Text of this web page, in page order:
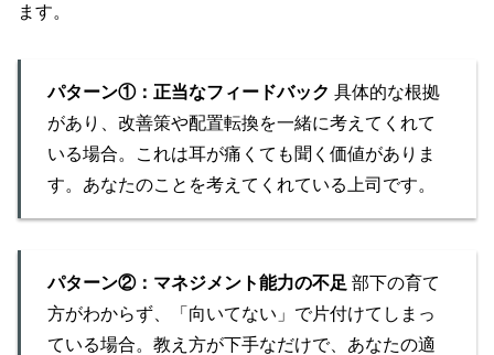
ます。
パターン①：正当なフィードバック 具体的な根拠
があり、改善策や配置転換を一緒に考えてくれて
いる場合。これは耳が痛くても聞く価値がありま
す。あなたのことを考えてくれている上司です。
パターン②：マネジメント能力の不足 部下の育て
方がわからず、「向いてない」で片付けてしまっ
ている場合。教え方が下手なだけで、あなたの適